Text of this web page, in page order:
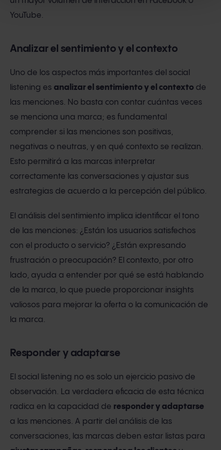
YouTube.
Analizar el sentimiento y el contexto
Uno de los aspectos más importantes del social
listening es analizar el sentimiento y el contexto de
las menciones. No basta con contar cuántas veces
se menciona una marca; es fundamental
comprender si las menciones son positivas,
negativas o neutras, y en qué contexto se realizan.
Esto permitirá a las marcas interpretar
correctamente las conversaciones y ajustar sus
estrategias de acuerdo a la percepción del público.
El análisis del sentimiento implica identificar el tono
de las menciones: ¿Están los usuarios satisfechos
con el producto o servicio? ¿Están expresando
frustración o preocupación? El contexto, por otro
lado, ayuda a entender por qué se está hablando
de la marca, lo que puede proporcionar insights
valiosos para mejorar la oferta o la comunicación de
la marca.
Responder y adaptarse
El social listening no es solo un ejercicio pasivo de
observación. La verdadera eficacia de esta técnica
radica en la capacidad de responder y adaptarse
a las menciones. A partir del análisis de las
conversaciones, las marcas deben estar listas para